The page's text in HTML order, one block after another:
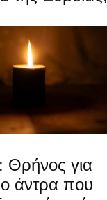
Θρήνος για
άντρα που